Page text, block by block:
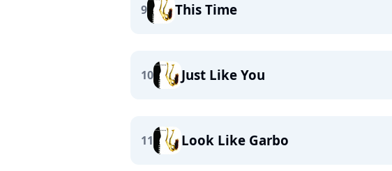
9 This Time
10 Just Like You
11 Look Like Garbo